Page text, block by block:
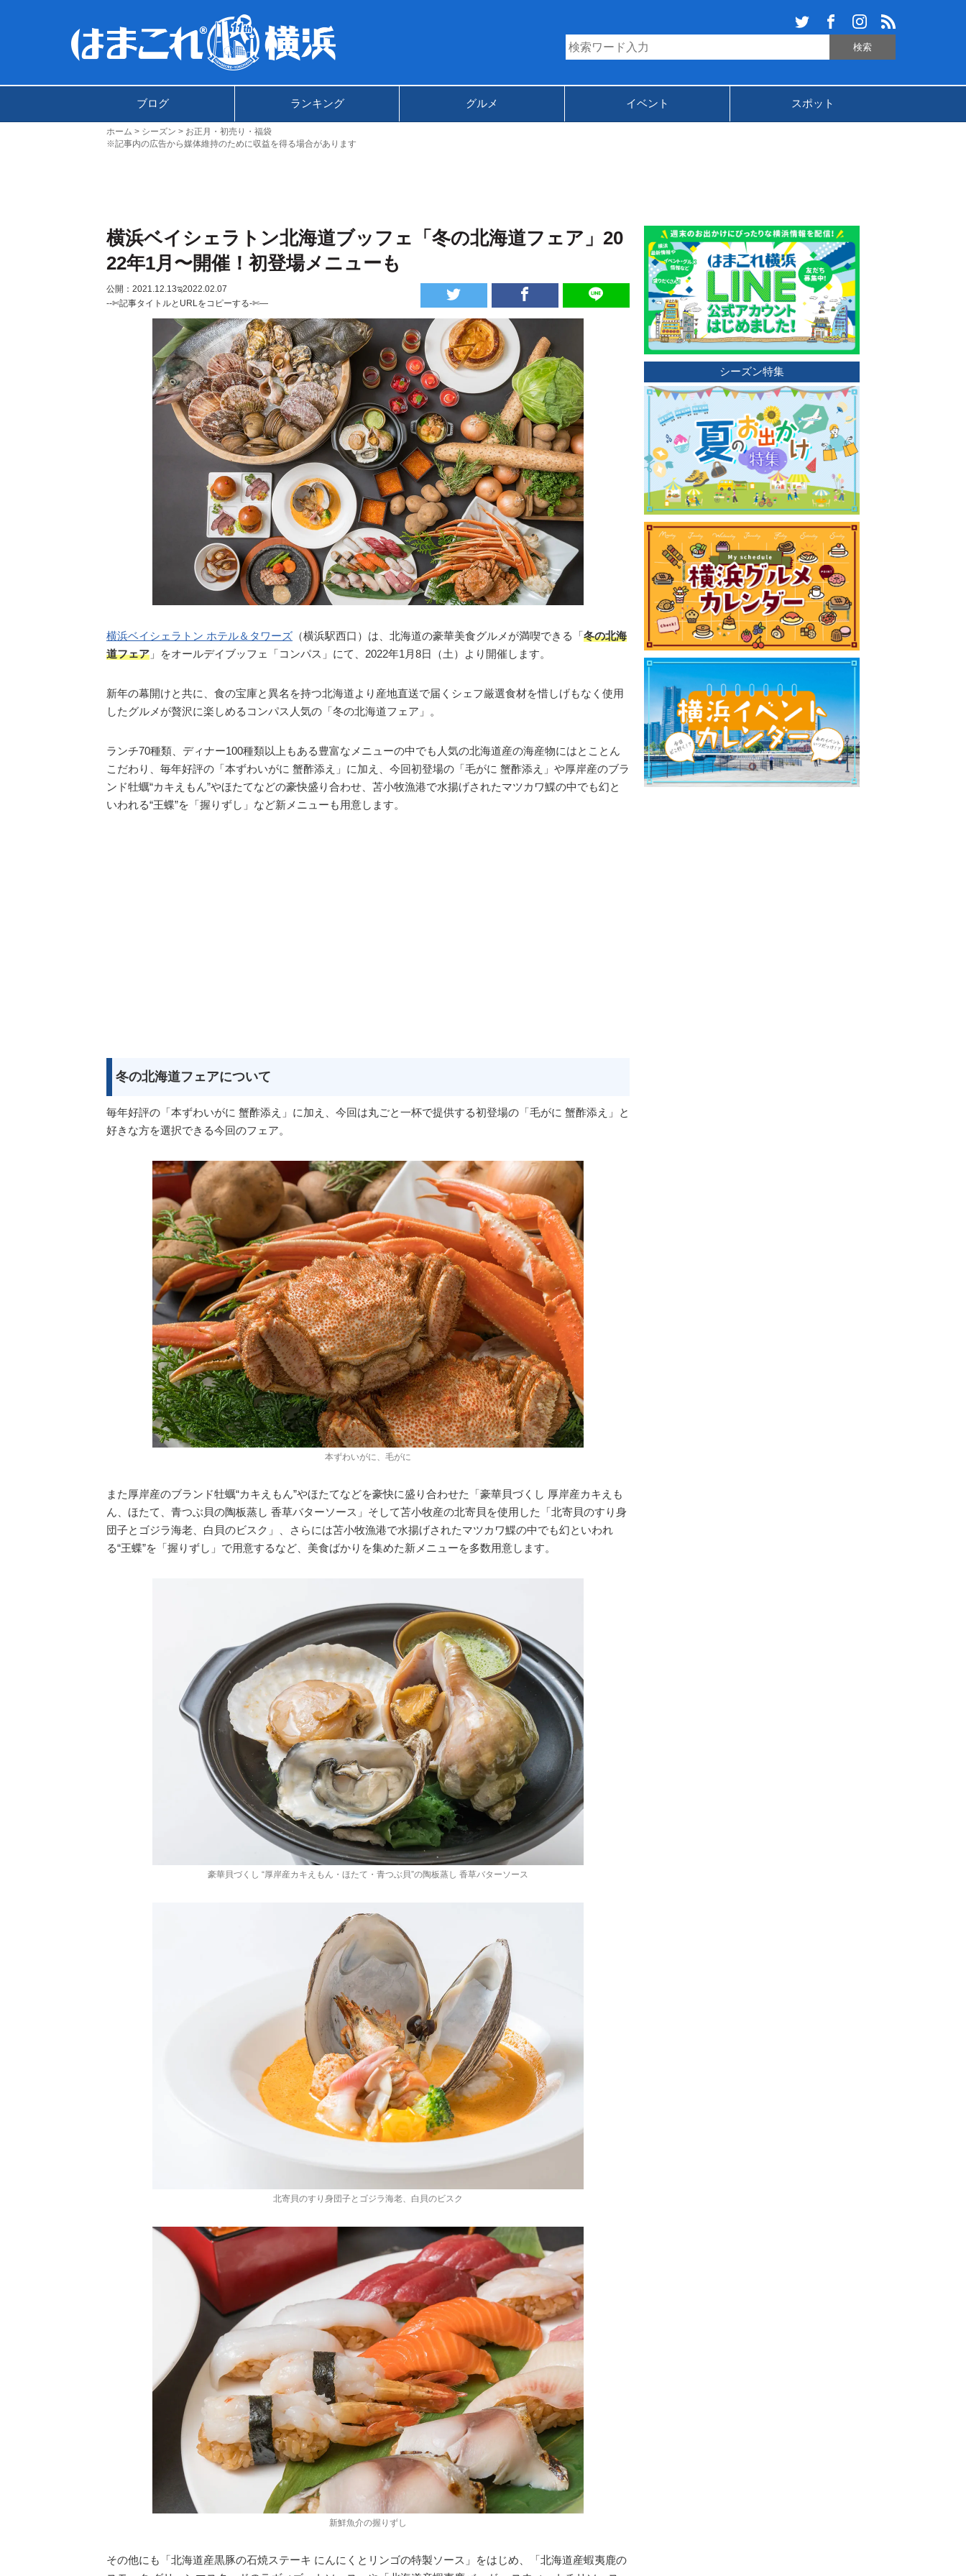
ブログ ランキング グルメ イベント スポット
ホーム シーズン
お正月・初売り・福袋
※記事内の広告から媒体維持のために収益を得る場合があります
横浜ベイシェラトン北海道ブッフェ「冬の北海道フェア」20
22年1月〜開催！初登場メニューも
公開：2021.12.13ಇ2022.02.07
--✄記事タイトルとURLをコピーする-✄—
横浜ベイシェラトン ホテル＆タワーズ （横浜駅西口）は、北海道の豪華美食グルメが満喫できる「冬の北海
道フェア 」をオールデイブッフェ「コンパス」にて、2022年1月8日（土）より開催します。
新年の幕開けと共に、食の宝庫と異名を持つ北海道より産地直送で届くシェフ厳選食材を惜しげもなく使用
したグルメが贅沢に楽しめるコンパス人気の「冬の北海道フェア」。
ランチ70種類、ディナー100種類以上もある豊富なメニューの中でも人気の北海道産の海産物にはとことん
こだわり、毎年好評の「本ずわいがに 蟹酢添え」に加え、今回初登場の「毛がに 蟹酢添え」や厚岸産のブラ
ンド牡蠣“カキえもん”やほたてなどの豪快盛り合わせ、苫小牧漁港で水揚げされたマツカワ鰈の中でも幻と
いわれる“王蝶”を「握りずし」など新メニューも用意します。
冬の北海道フェアについて
毎年好評の「本ずわいがに 蟹酢添え」に加え、今回は丸ごと一杯で提供する初登場の「毛がに 蟹酢添え」と
好きな方を選択できる今回のフェア。
本ずわいがに、毛がに
また厚岸産のブランド牡蠣“カキえもん”やほたてなどを豪快に盛り合わせた「豪華貝づくし 厚岸産カキえも
ん、ほたて、青つぶ貝の陶板蒸し 香草バターソース」そして苫小牧産の北寄貝を使用した「北寄貝のすり身
団子とゴジラ海老、白貝のビスク」、さらには苫小牧漁港で水揚げされたマツカワ鰈の中でも幻といわれ
る“王蝶”を「握りずし」で用意するなど、美食ばかりを集めた新メニューを多数用意します。
豪華貝づくし “厚岸産カキえもん・ほたて・青つぶ貝”の陶板蒸し 香草バターソース
北寄貝のすり身団子とゴジラ海老、白貝のビスク
新鮮魚介の握りずし
その他にも「北海道産黒豚の石焼ステーキ にんにくとリンゴの特製ソース」をはじめ、「北海道産蝦夷鹿の
シーズン特集